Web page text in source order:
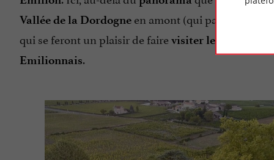
Vallée de la Dordogne en amont (qui participe à la
qui se feront un plaisir de fairevisiter leur domaine
Emilionnais.